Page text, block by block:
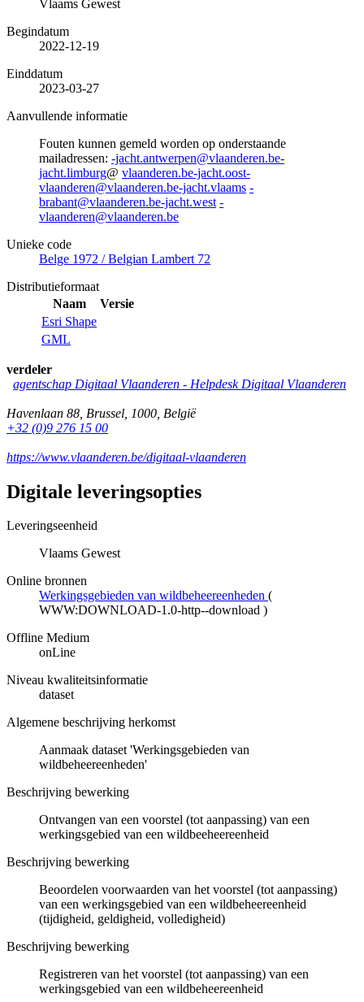
Vlaams Gewest
Begindatum
2022-12-19
Einddatum
2023-03-27
Aanvullende informatie
Fouten kunnen gemeld worden op onderstaande
mailadressen: -jacht.antwerpen@vlaanderen.be-
jacht.limburg@ vlaanderen.be-jacht.oost-
vlaanderen@vlaanderen.be-jacht.vlaams -
brabant@vlaanderen.be-jacht.west -
vlaanderen@vlaanderen.be
Unieke code
Belge 1972 / Belgian Lambert 72
Distributieformaat
Naam
Versie
Esri Shape
GML
verdeler
agentschap Digitaal Vlaanderen - Helpdesk Digitaal Vlaanderen
Havenlaan 88 Brussel 1000 België
+32 (0)9 276 15 00
https://www.vlaanderen.be/digitaal-vlaanderen
Digitale leveringsopties
Leveringseenheid
Vlaams Gewest
Online bronnen
Werkingsgebieden van wildbeheereenheden (
WWW:DOWNLOAD-1.0-http--download )
Offline Medium
onLine
Niveau kwaliteitsinformatie
dataset
Algemene beschrijving herkomst
Aanmaak dataset 'Werkingsgebieden van
wildbeheereenheden'
Beschrijving bewerking
Ontvangen van een voorstel (tot aanpassing) van een
werkingsgebied van een wildbeeheereenheid
Beschrijving bewerking
Beoordelen voorwaarden van het voorstel (tot aanpassing)
van een werkingsgebied van een wildbeheereenheid
(tijdigheid, geldigheid, volledigheid)
Beschrijving bewerking
Registreren van het voorstel (tot aanpassing) van een
werkingsgebied van een wildbeheereenheid